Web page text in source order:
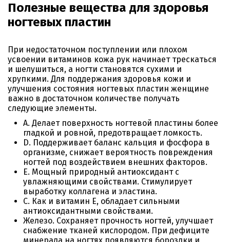
Полезные вещества для здоровья
ногтевых пластин
При недостаточном поступлении или плохом
усвоении витаминов кожа рук начинает трескаться
и шелушиться, а ногти становятся сухими и
хрупкими. Для поддержания здоровья кожи и
улучшения состояния ногтевых пластин женщине
важно в достаточном количестве получать
следующие элементы.
А. Делает поверхность ногтевой пластины более
гладкой и ровной, предотвращает ломкость.
D. Поддерживает баланс кальция и фосфора в
организме, снижает вероятность повреждения
ногтей под воздействием внешних факторов.
Е. Мощный природный антиоксидант с
увлажняющими свойствами. Стимулирует
выработку коллагена и эластина.
С. Как и витамин Е, обладает сильными
антиоксидантными свойствами.
Железо. Сохраняет прочность ногтей, улучшает
снабжение тканей кислородом. При дефиците